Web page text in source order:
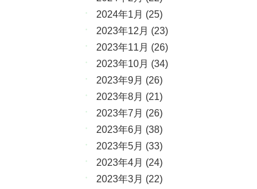
2024年1月 (25)
2023年12月 (23)
2023年11月 (26)
2023年10月 (34)
2023年9月 (26)
2023年8月 (21)
2023年7月 (26)
2023年6月 (38)
2023年5月 (33)
2023年4月 (24)
2023年3月 (22)